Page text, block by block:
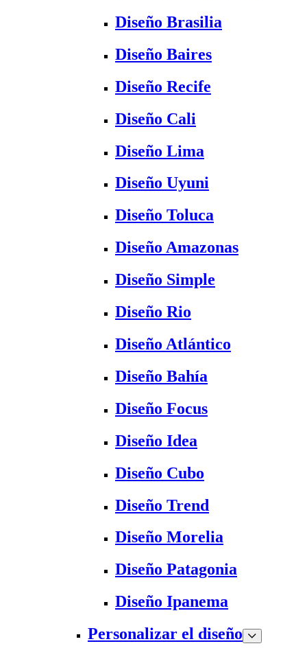
Diseño Brasilia
Diseño Baires
Diseño Recife
Diseño Cali
Diseño Lima
Diseño Uyuni
Diseño Toluca
Diseño Amazonas
Diseño Simple
Diseño Rio
Diseño Atlántico
Diseño Bahía
Diseño Focus
Diseño Idea
Diseño Cubo
Diseño Trend
Diseño Morelia
Diseño Patagonia
Diseño Ipanema
Personalizar el diseño